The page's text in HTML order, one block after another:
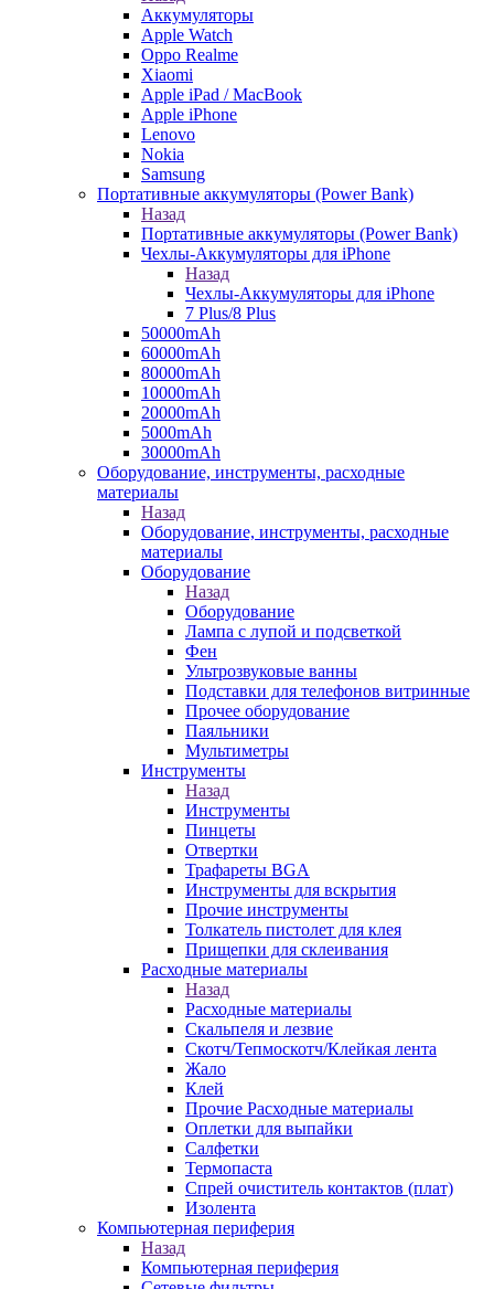
Аккумуляторы
Apple Watch
Oppo Realme
Xiaomi
Apple iPad / MacBook
Apple iPhone
Lenovo
Nokia
Samsung
Портативные аккумуляторы (Power Bank)
Назад
Портативные аккумуляторы (Power Bank)
Чехлы-Аккумуляторы для iPhone
Назад
Чехлы-Аккумуляторы для iPhone
7 Plus/8 Plus
50000mAh
60000mAh
80000mAh
10000mAh
20000mAh
5000mAh
30000mAh
Оборудование, инструменты, расходные
материалы
Назад
Оборудование, инструменты, расходные
материалы
Оборудование
Назад
Оборудование
Лампа с лупой и подсветкой
Фен
Ультрозвуковые ванны
Подставки для телефонов витринные
Прочее оборудование
Паяльники
Мультиметры
Инструменты
Назад
Инструменты
Пинцеты
Отвертки
Трафареты BGA
Инструменты для вскрытия
Прочие инструменты
Толкатель пистолет для клея
Прищепки для склеивания
Расходные материалы
Назад
Расходные материалы
Скальпеля и лезвие
Скотч/Тепмоскотч/Клейкая лента
Жало
Клей
Прочие Расходные материалы
Оплетки для выпайки
Салфетки
Термопаста
Спрей очиститель контактов (плат)
Изолента
Компьютерная периферия
Назад
Компьютерная периферия